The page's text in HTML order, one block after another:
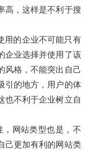
高，这样是不利于搜
的企业不可能只有
企业选择并使用了该
风格，不能突出自己
引的地方，用户的体
也不利于企业树立自
网站类型也是，不
己更加有利的网站类